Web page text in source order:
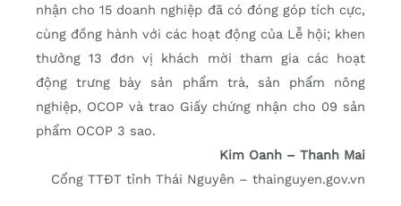
nhận cho 15 doanh nghiệp đã có đóng góp tích cực,
cùng đồng hành với các hoạt động của Lễ hội; khen
thưởng 13 đơn vị khách mời tham gia các hoạt
động trưng bày sản phẩm trà, sản phẩm nông
nghiệp, OCOP và trao Giấy chứng nhận cho 09 sản
phẩm OCOP 3 sao.
Kim Oanh – Thanh Mai
Cổng TTĐT tỉnh Thái Nguyên – thainguyen.gov.vn